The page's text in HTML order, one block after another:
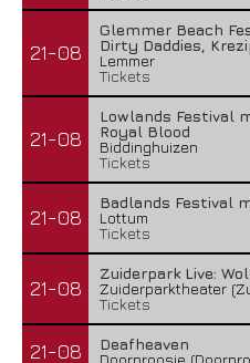
21-08
Glemmer Beach
Dirty Daddies,
Lemmer
Tickets
21-08
Lowlands Festival
Royal Blood
Biddinghuizen
Tickets
21-08
Badlands Festival
Lottum
Tickets
21-08
Zuiderpark Live:
Zuiderparktheater
Tickets
21-08
Deafheaven
Doornroosje